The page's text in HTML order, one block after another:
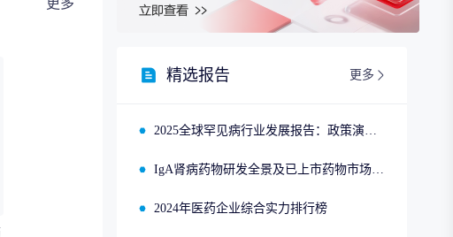
更多
精选报告 更多
2025全球罕见病行业发展报告：政策演进、市场趋势与领先企业布局
IgA肾病药物研发全景及已上市药物市场竞争格局报告
2024年医药企业综合实力排行榜